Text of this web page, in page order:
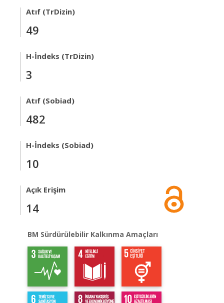
Atıf (TrDizin)
49
H-İndeks (TrDizin)
3
Atıf (Sobiad)
482
H-İndeks (Sobiad)
10
Açık Erişim
14
BM Sürdürülebilir Kalkınma Amaçları